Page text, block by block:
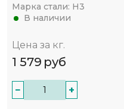
Марка стали: Н3
В наличии
Цена за кг.
1 579 руб
− +